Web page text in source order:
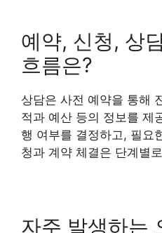
예약, 신청, 상
흐름은?
상담은 사전 예약을 통해
적과 예산 등의 정보를 제
행 여부를 결정하고, 필요
청과 계약 체결은 단계별
자주 발생하는